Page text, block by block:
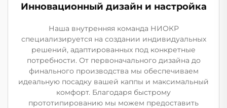
Инновационный дизайн и настройка
Наша внутренняя команда НИОКР
специализируется на создании индивидуальных
решений, адаптированных под конкретные
потребности. От первоначального дизайна до
финального производства мы обеспечиваем
идеальную посадку вашей каппы и максимальный
комфорт. Благодаря быстрому
прототипированию мы можем предоставить